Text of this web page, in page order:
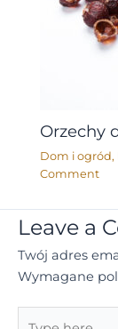
Orzechy
Dom i ogród,
Comment
Leave a
Twój adres
Wymagane